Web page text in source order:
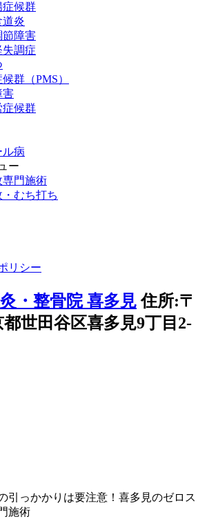
症候群
道炎
節障害
失調症
群（PMS）
害
症候群
ル病
ー
専門施術
むち打ち
リシー
住所:〒
都世田谷区喜多見9丁目2-
引っかかりは要注意！喜多見のゼロス
施術